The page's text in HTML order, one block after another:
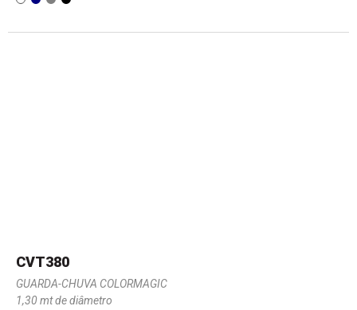
CVT380
GUARDA-CHUVA COLORMAGIC
1,30 mt de diâmetro